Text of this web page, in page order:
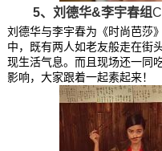
5、刘德华&李宇春组
刘德华与李宇春为《时尚芭莎
中，既有两人如老友般走在街
现生活气息。而且现场还一同
影响，大家跟着一起素起来！